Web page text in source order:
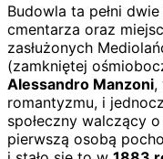
Budowla ta pełni
cmentarza oraz
zasłużonych
(zamkniętej
Alessandro Manzoni,
romantyzmu, i
społeczny walczący
pierwszą osobą